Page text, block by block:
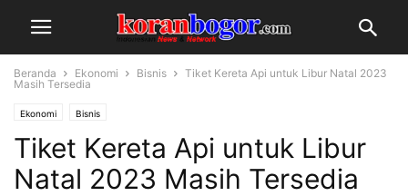
Beranda Ekonomi Bisnis
Tiket Kereta Api untuk Libur Natal 2023
Masih Tersedia
Ekonomi Bisnis
Tiket Kereta Api untuk Libur
Natal 2023 Masih Tersedia